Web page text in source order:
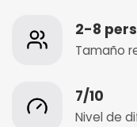
2-8
Tamaño
7/10
Nivel de